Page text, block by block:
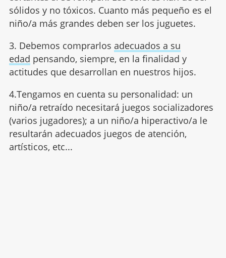
sólidos y no tóxicos. Cuanto más pequeño es el
niño/a más grandes deben ser los juguetes.
3. Debemos comprarlos adecuados a su
edad pensando, siempre, en la finalidad y
actitudes que desarrollan en nuestros hijos.
4.Tengamos en cuenta su personalidad: un
niño/a retraído necesitará juegos socializadores
(varios jugadores); a un niño/a hiperactivo/a le
resultarán adecuados juegos de atención,
artísticos, etc...